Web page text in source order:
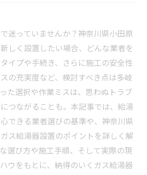
迷っていませんか？神奈川県小田原
しく設置したい場合、どんな業者を
イプや手続き、さらに施工の安全性
の充実度など、検討すべき点は多岐
た選択や作業ミスは、思わぬトラブ
つながることも。本記事では、給湯
できる業者選びの基準や、神奈川県
ス給湯器設置のポイントを詳しく解
選び方や施工手順、そして実際の現
ウをもとに、納得のいくガス給湯器